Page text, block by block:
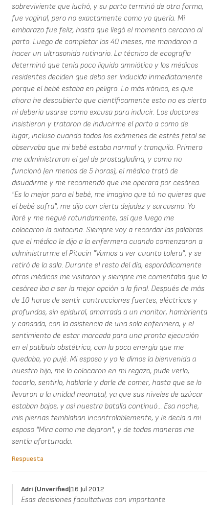
sobreviviente que luchó, y su parto terminó de otra forma,
fue vaginal, pero no exactamente como yo quería. Mi
embarazo fue feliz, hasta que llegó el momento cercano al
parto. Luego de completar los 40 meses, me mandaron a
hacer un ultrasonido rutinario. La técnico de ecografía
determinó que tenía poco líquido amniótico y los médicos
residentes deciden que debo ser inducida inmediatamente
porque el bebé estaba en peligro. Lo más irónico, es que
ahora he descubierto que científicamente esto no es cierto
ni debería usarse como excusa para inducir. Los doctores
insistieron y trataron de inducirme el parto a como de
lugar, incluso cuando todos los exámenes de estrés fetal se
observaba que mi bebé estaba normal y tranquilo. Primero
me administraron el gel de prostagladina, y como no
funcionó (en menos de 5 horas), el médico trató de
disuadirme y me recomendó que me operara por cesárea.
"Es lo mejor para el bebé, me imagino que tú no quieres que
el bebé sufra", me dijo con cierta dejadez y sarcasmo. Yo
lloré y me negué rotundamente, así que luego me
colocaron la oxitocina. Siempre voy a recordar las palabras
que el médico le dijo a la enfermera cuando comenzaron a
administrarme el Pitocin "Vamos a ver cuanto tolera", y se
retiró de la sala. Durante el resto del día, esporádicamente
otros médicos me visitaron y siempre me comentaba que la
cesárea iba a ser la mejor opción a la final. Después de más
de 10 horas de sentir contracciones fuertes, eléctricas y
profundas, sin epidural, amarrada a un monitor, hambrienta
y cansada, con la asistencia de una sola enfermera, y el
sentimiento de estar marcada para una pronta ejecución
en el patíbulo obstétrico, con la poca energía que me
quedaba, yo pujé. Mi esposo y yo le dimos la bienvenida a
nuestro hijo, me lo colocaron en mi regazo, pude verlo,
tocarlo, sentirlo, hablarle y darle de comer, hasta que se lo
llevaron a la unidad neonatal, ya que sus niveles de azúcar
estaban bajos, y así nuestra batalla continuó... Esa noche,
mis piernas temblaban incontrolablemente, y le decía a mi
esposo "Mira como me dejaron", y de todas maneras me
sentía afortunada.
Respuesta
Adri (unverified)16 Jul 2012
Esas decisiones facultativas con importante